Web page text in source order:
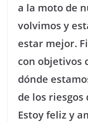
a la moto de
volvimos y
estar mejor.
con objetivos
dónde
de los
Estoy feliz y